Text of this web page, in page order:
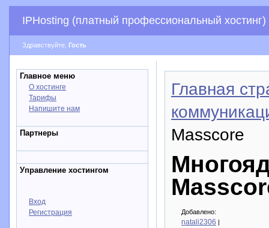
IPHosting (платный профессиональный хостинг)
Здравствуйте, Гость
Главное меню
О хостинге
Тарифы
Напишите нам
Партнеры
Управление хостингом
Вход
Регистрация
Главная
Masscore
Добавлено:
natali2306 |